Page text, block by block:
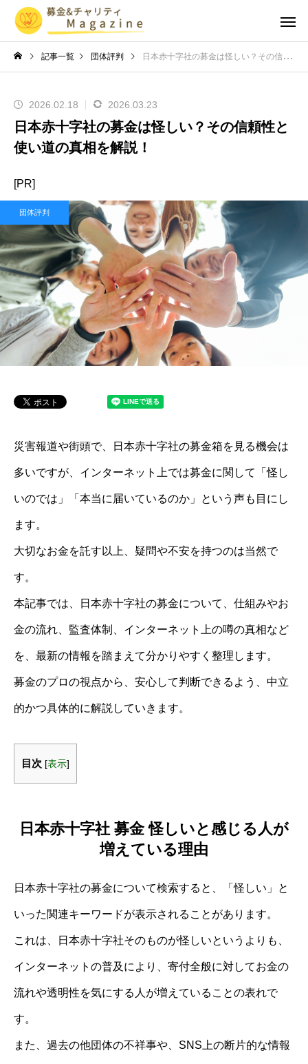
記事一覧 団体評判 日本赤十字社の募金は怪しい？その信頼性と使い道の真相を解説！
2026.02.18 2026.03.23
日本赤十字社の募金は怪しい？その信頼性と
使い道の真相を解説！
[PR]
団体評判
災害報道や街頭で、日本赤十字社の募金箱を見る機会は
多いですが、インターネット上では募金に関して「怪し
いのでは」「本当に届いているのか」という声も目にし
ます。
大切なお金を託す以上、疑問や不安を持つのは当然で
す。
本記事では、日本赤十字社の募金について、仕組みやお
金の流れ、監査体制、インターネット上の噂の真相など
を、最新の情報を踏まえて分かりやすく整理します。
募金のプロの視点から、安心して判断できるよう、中立
的かつ具体的に解説していきます。
目次 [表示]
日本赤十字社 募金 怪しいと感じる人が
増えている理由
日本赤十字社の募金について検索すると、「怪しい」と
いった関連キーワードが表示されることがあります。
これは、日本赤十字社そのものが怪しいというよりも、
インターネットの普及により、寄付全般に対してお金の
流れや透明性を気にする人が増えていることの表れで
す。
また、過去の他団体の不祥事や、SNS上の断片的な情報